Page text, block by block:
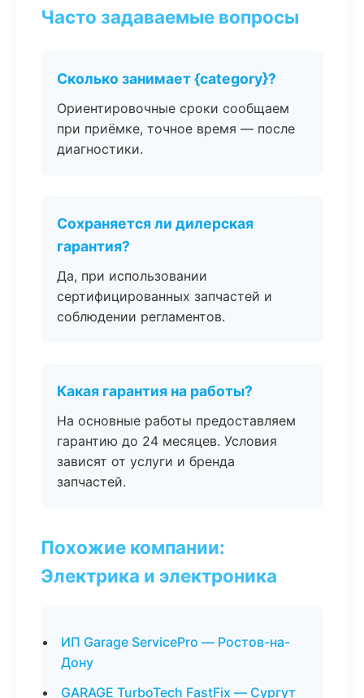
Часто задаваемые вопросы
Сколько занимает {category}?
Ориентировочные сроки сообщаем
при приёмке, точное время — после
диагностики.
Сохраняется ли дилерская
гарантия?
Да, при использовании
сертифицированных запчастей и
соблюдении регламентов.
Какая гарантия на работы?
На основные работы предоставляем
гарантию до 24 месяцев. Условия
зависят от услуги и бренда
запчастей.
Похожие компании:
Электрика и электроника
ИП Garage ServicePro — Ростов-на-
Дону
GARAGE TurboTech FastFix — Сургут